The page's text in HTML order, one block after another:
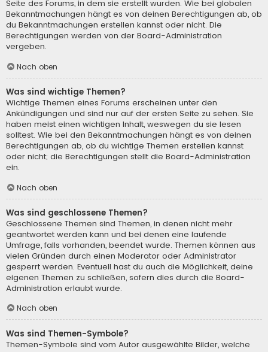
Seite des Forums, in dem sie erstellt wurden. Wie bei globalen
Bekanntmachungen hängt es von deinen Berechtigungen ab, ob
du Bekanntmachungen erstellen kannst oder nicht. Die
Berechtigungen werden von der Board-Administration
vergeben.
Nach oben
Was sind wichtige Themen?
Wichtige Themen eines Forums erscheinen unter den
Ankündigungen und sind nur auf der ersten Seite zu sehen. Sie
haben meist einen wichtigen Inhalt, weswegen du sie lesen
solltest. Wie bei den Bekanntmachungen hängt es von deinen
Berechtigungen ab, ob du wichtige Themen erstellen kannst
oder nicht; die Berechtigungen stellt die Board-Administration
ein.
Nach oben
Was sind geschlossene Themen?
Geschlossene Themen sind Themen, in denen nicht mehr
geantwortet werden kann und bei denen eine laufende
Umfrage, falls vorhanden, beendet wurde. Themen können aus
vielen Gründen durch einen Moderator oder Administrator
gesperrt werden. Eventuell hast du auch die Möglichkeit, deine
eigenen Themen zu schließen, sofern dies durch die Board-
Administration erlaubt wurde.
Nach oben
Was sind Themen-Symbole?
Themen-Symbole sind vom Autor ausgewählte Bilder, welche